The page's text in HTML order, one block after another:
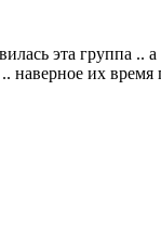
эта группа
наверное их